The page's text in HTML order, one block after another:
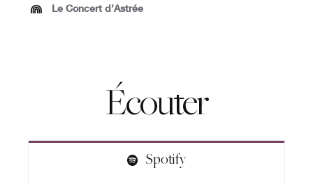
Le Concert d’Astrée
Écouter
Spotify